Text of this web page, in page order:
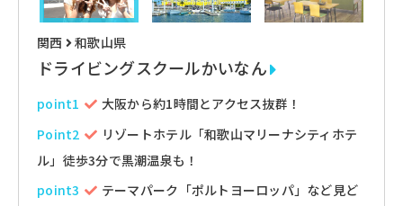
関西 和歌山県
ドライビングスクールかいなん
point1
大阪から約1時間とアクセス抜群！
Point2
リゾートホテル「和歌山マリーナシティホテ
ル」徒歩3分で黒潮温泉も！
point3
テーマパーク「ポルトヨーロッパ」など見ど